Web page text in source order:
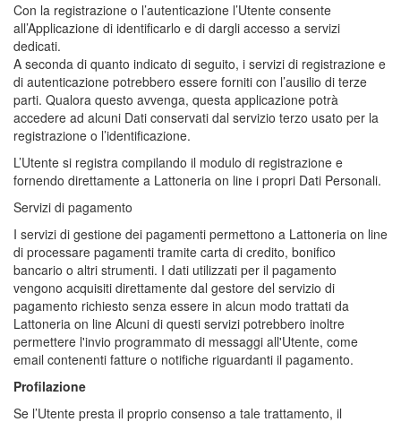
Con la registrazione o l’autenticazione l’Utente consente
all’Applicazione di identificarlo e di dargli accesso a servizi
dedicati.
A seconda di quanto indicato di seguito, i servizi di registrazione e
di autenticazione potrebbero essere forniti con l’ausilio di terze
parti. Qualora questo avvenga, questa applicazione potrà
accedere ad alcuni Dati conservati dal servizio terzo usato per la
registrazione o l’identificazione.
L’Utente si registra compilando il modulo di registrazione e
fornendo direttamente a Lattoneria on line i propri Dati Personali.
Servizi di pagamento
I servizi di gestione dei pagamenti permettono a Lattoneria on line
di processare pagamenti tramite carta di credito, bonifico
bancario o altri strumenti. I dati utilizzati per il pagamento
vengono acquisiti direttamente dal gestore del servizio di
pagamento richiesto senza essere in alcun modo trattati da
Lattoneria on line Alcuni di questi servizi potrebbero inoltre
permettere l'invio programmato di messaggi all'Utente, come
email contenenti fatture o notifiche riguardanti il pagamento.
Profilazione
Se l’Utente presta il proprio consenso a tale trattamento, il